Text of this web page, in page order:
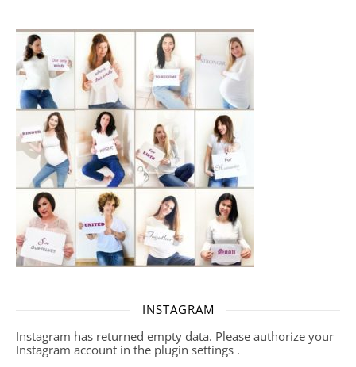
INSTAGRAM
Instagram has returned empty data. Please authorize your
Instagram account in the plugin settings .